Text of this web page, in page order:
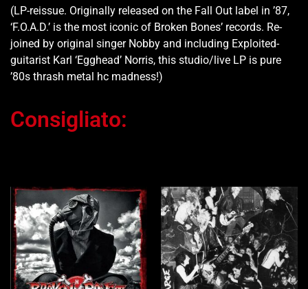
(LP-reissue. Originally released on the Fall Out label in ’87,
‘F.O.A.D.’ is the most iconic of Broken Bones’ records. Re-
joined by original singer Nobby and including Exploited-
guitarist Karl ‘Egghead’ Norris, this studio/live LP is pure
’80s thrash metal hc madness!)
Consigliato: